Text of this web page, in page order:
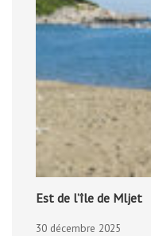
Est de l’île de Mljet
30 décembre 2025